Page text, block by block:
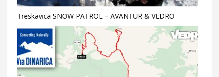
Treskavica SNOW PATROL – AVANTUR & VEDRO